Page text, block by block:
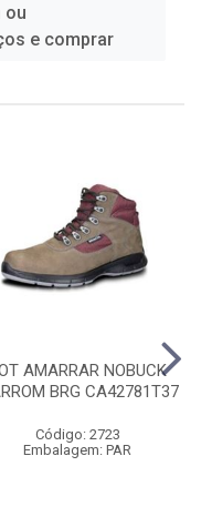
ou
e comprar
AMARRAR NOBUCK
BRG CA42781T37
Código: 2723
Embalagem: PAR